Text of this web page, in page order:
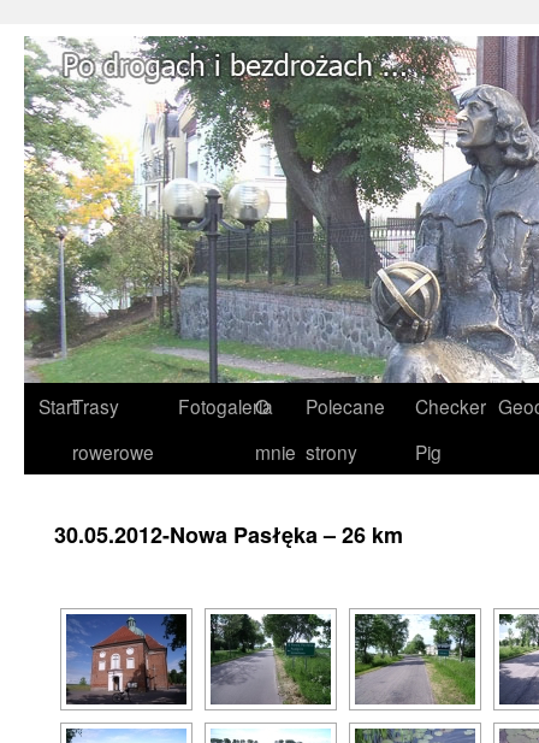
StartTrasy
rowerowe
Fotogaleria
O
mnie
Polecane
strony
Checker
Pig
30.05.2012-Nowa Pasłęka – 26 km